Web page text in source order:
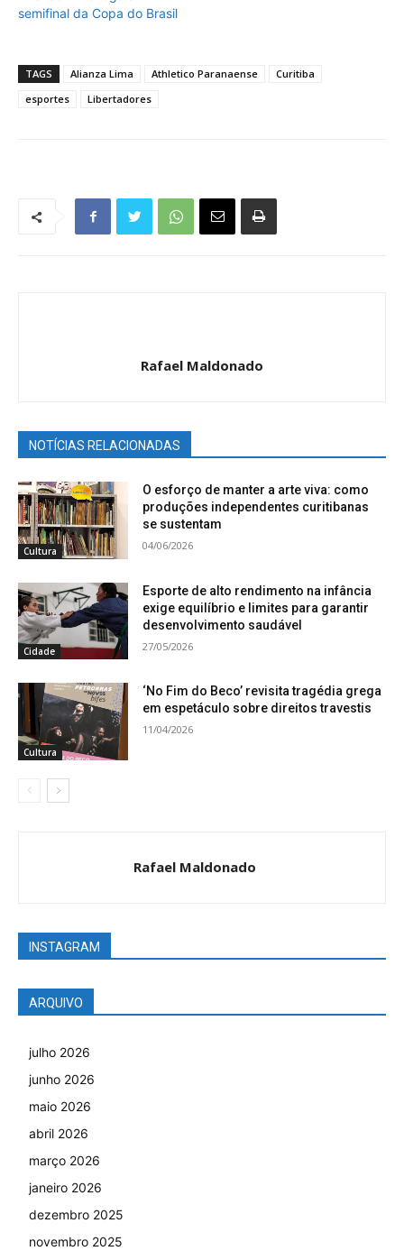
semifinal da Copa do Brasil
TAGS Alianza Lima Athletico Paranaense
Curitiba
esportes
Libertadores
Rafael Maldonado
NOTÍCIAS RELACIONADAS
Cultura
O esforço de manter a arte viva: como
produções independentes curitibanas
se sustentam
04/06/2026
Cidade
Esporte de alto rendimento na infância
exige equilíbrio e limites para garantir
desenvolvimento saudável
27/05/2026
Cultura
‘No Fim do Beco’ revisita tragédia grega
em espetáculo sobre direitos travestis
11/04/2026
Rafael Maldonado
INSTAGRAM
ARQUIVO
julho 2026
junho 2026
maio 2026
abril 2026
março 2026
janeiro 2026
dezembro 2025
novembro 2025